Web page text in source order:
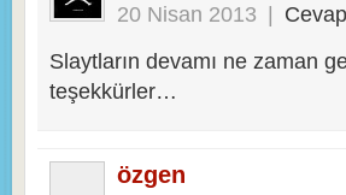
20 Nisan 2013 |
Slaytların devamı ne zaman
teşekkürler…
özgen